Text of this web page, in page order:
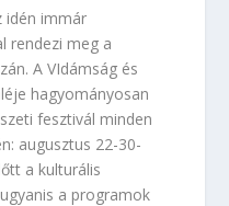
idén immár
rendezi meg a
A VIdámság és
hagyományosan
fesztivál minden
augusztus 22-30-
a kulturális
a programok